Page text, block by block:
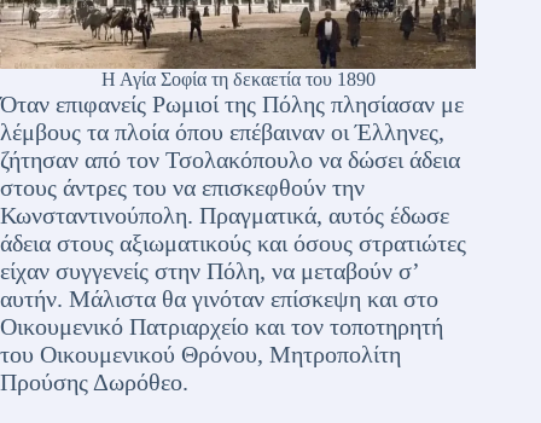
Η Αγία Σοφία τη δεκαετία του 1890
Όταν επιφανείς Ρωμιοί της Πόλης πλησίασαν με
λέμβους τα πλοία όπου επέβαιναν οι Έλληνες,
ζήτησαν από τον Τσολακόπουλο να δώσει άδεια
στους άντρες του να επισκεφθούν την
Κωνσταντινούπολη. Πραγματικά, αυτός έδωσε
άδεια στους αξιωματικούς και όσους στρατιώτες
είχαν συγγενείς στην Πόλη, να μεταβούν σ’
αυτήν. Μάλιστα θα γινόταν επίσκεψη και στο
Οικουμενικό Πατριαρχείο και τον τοποτηρητή
του Οικουμενικού Θρόνου, Μητροπολίτη
Προύσης Δωρόθεο.